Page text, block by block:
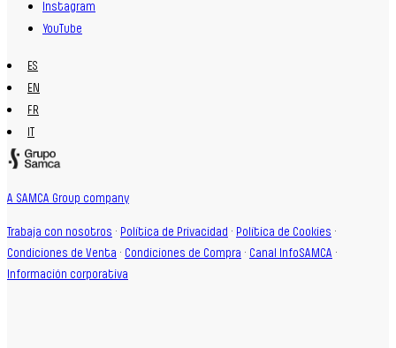
Instagram
YouTube
ES
EN
FR
A SAMCA Group company
Trabaja con nosotros · Política de Privacidad · Política de Cookies ·
Condiciones de Venta · Condiciones de Compra · Canal InfoSAMCA ·
Información corporativa